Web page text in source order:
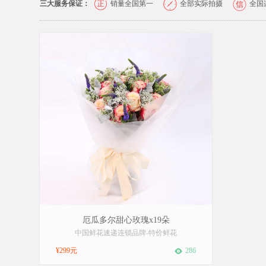
三大服务保证： 销量全国第一 全部实际拍摄 全国
厄瓜多尔甜心玫瑰x19朵
中国鲜花速递连锁品牌-特价鲜花
¥299元 286